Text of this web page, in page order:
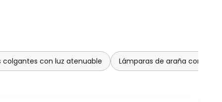
colgantes con luz atenuable Lámparas de araña con luz